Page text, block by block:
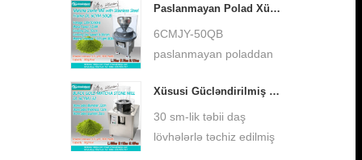
Paslanmayan Polad Xüsusi Baza Matcha Yaşıl Daş Dəyirmanı Aşağı Temperaturlu Ultra İncə Matcha Taşlayıcı DL-6CYMJ-50QB
6CMJY-50QB
paslanmayan poladdan
matcha yaşıl daş
dəyirmanı, təbii qranit
daş boşqab, aşağı sürətli
Xüsusi Gücləndirilmiş Kiçik Matcha Daş Dəyirmanı 30 sm Daş Boşqab Ultra İncə Matcha Taşlayıcı DL-6CYMJ-32M
30 sm-lik təbii daş
lövhələrlə təchiz edilmiş